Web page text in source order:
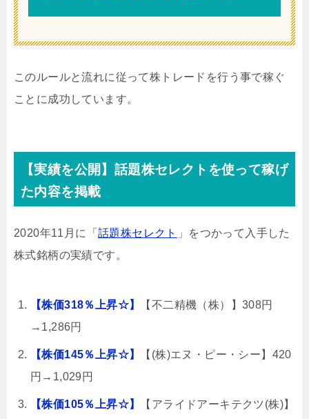
このルールと流れに従って株トレードを行う事で稼ぐ
ことに成功しています。
【実績を公開】話題株セレクトを使って稼げ
た内容を掲載
2020年11月に「 話題株セレクト
」をつかって入手した
株式銘柄の実績です。
【株価318％上昇☆】
【不二精機（株）】308円
→1,286円
【株価145％上昇☆】
【(株)エヌ・ピー・シー】420
円→1,029円
【株価105％上昇☆】
【アライドアーキテクツ(株)】